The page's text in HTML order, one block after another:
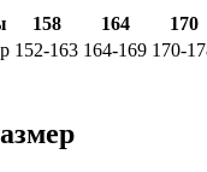
158 164
170
152-163 164-169 170-